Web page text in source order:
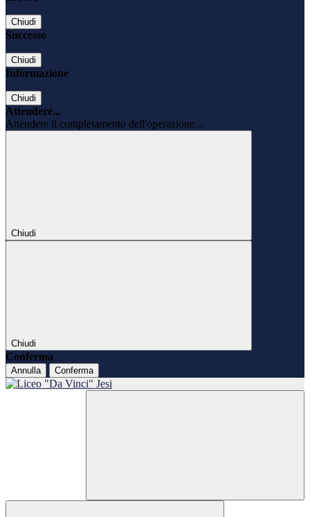
Chiudi
Successo
Chiudi
Informazione
Chiudi
Attendere...
Attendere il completamento dell'operazione...
Chiudi
Chiudi
Conferma
Annulla Conferma